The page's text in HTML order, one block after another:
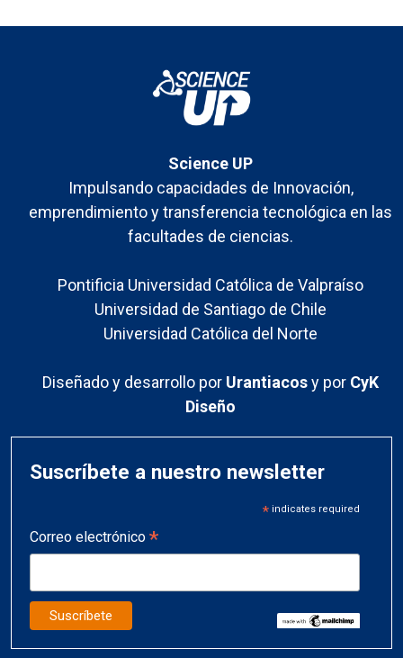
Science UP
Impulsando capacidades de Innovación,
emprendimiento y transferencia tecnológica en las
facultades de ciencias.
Pontificia Universidad Católica de Valpraíso
Universidad de Santiago de Chile
Universidad Católica del Norte
Diseñado y desarrollo por Urantiacosy por CyK
Diseño
Suscríbete a nuestro newsletter
*indicates required
Correo electrónico *